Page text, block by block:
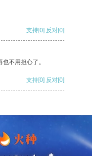
支持[0] 反对[0]
不用担心了。
支持[0] 反对[0]